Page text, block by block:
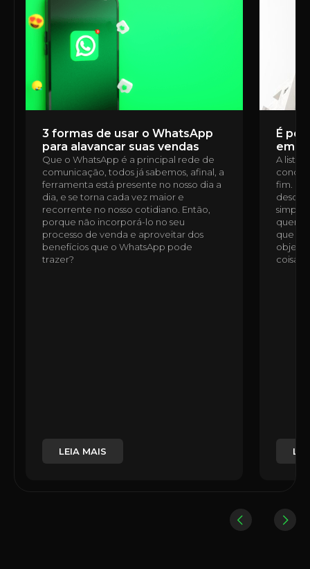
3 formas de usar o WhatsApp
para alavancar suas vendas
Que o WhatsApp é a principal rede de
comunicação, todos já sabemos, afinal, a
ferramenta está presente no nosso dia a
dia, e se torna cada vez maior e
recorrente no nosso cotidiano. Então,
porque não incorporá-lo no seu
processo de venda e aproveitar dos
benefícios que o WhatsApp pode
trazer?
LEIA MAIS
É
em
A lista
fim. É
desde
quem
que
coisas,